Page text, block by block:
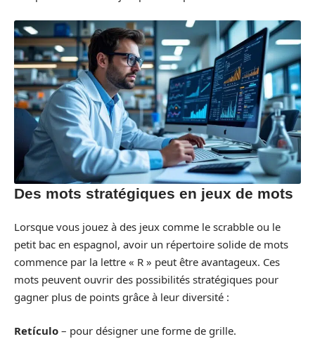
Des mots stratégiques en jeux de mots
Lorsque vous jouez à des jeux comme le scrabble ou le
petit bac en espagnol, avoir un répertoire solide de mots
commence par la lettre « R » peut être avantageux. Ces
mots peuvent ouvrir des possibilités stratégiques pour
gagner plus de points grâce à leur diversité :
Retículo – pour désigner une forme de grille.